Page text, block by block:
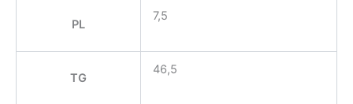
PL
7,5
TG
46,5